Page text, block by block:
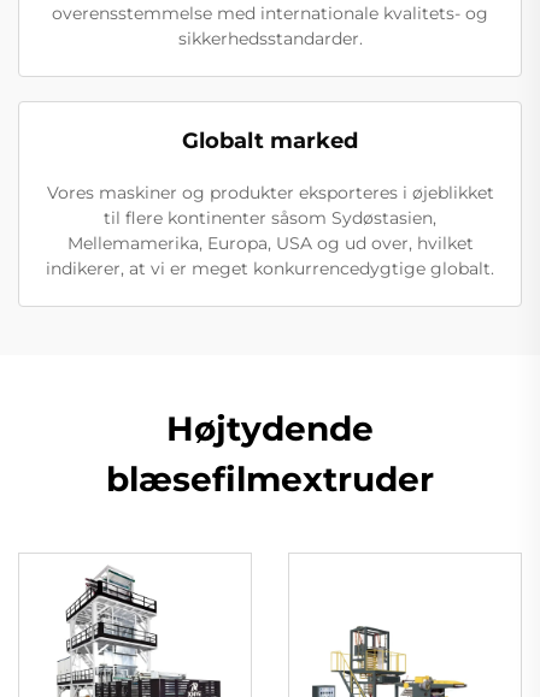
overensstemmelse med internationale kvalitets- og
sikkerhedsstandarder.
Globalt marked
Vores maskiner og produkter eksporteres i øjeblikket
til flere kontinenter såsom Sydøstasien,
Mellemamerika, Europa, USA og ud over, hvilket
indikerer, at vi er meget konkurrencedygtige globalt.
Højtydende
blæsefilmextruder